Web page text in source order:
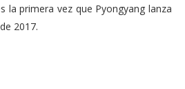
la primera vez que Pyongyang lanza
2017.